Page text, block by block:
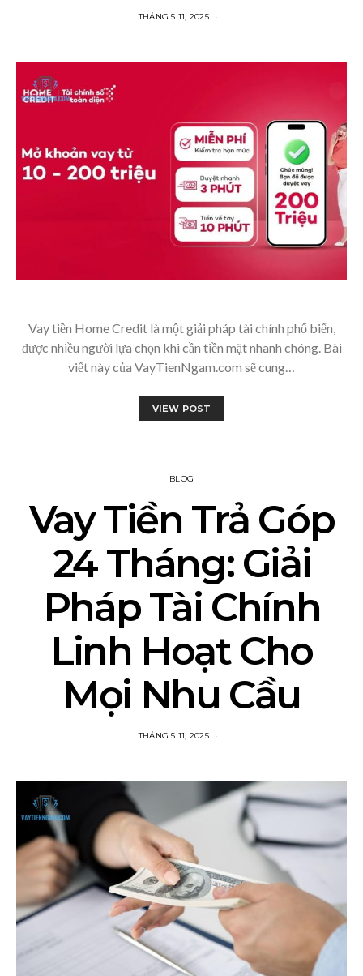
THÁNG 5 11, 2025
Vay tiền Home Credit là một giải pháp tài chính phổ biến,
được nhiều người lựa chọn khi cần tiền mặt nhanh chóng. Bài
viết này của VayTienNgam.com sẽ cung…
VIEW POST
BLOG
Vay Tiền Trả Góp
24 Tháng: Giải
Pháp Tài Chính
Linh Hoạt Cho
Mọi Nhu Cầu
THÁNG 5 11, 2025